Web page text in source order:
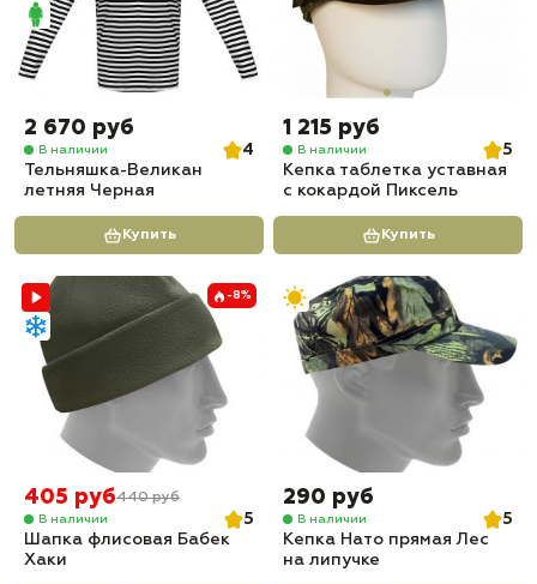
2 670 руб
В наличии
4
Тельняшка-Великан
летняя Черная
Купить
1 215 руб
В наличии
5
Кепка таблетка уставная
с кокардой Пиксель
Купить
-8%
405 руб440 руб
В наличии
5
Шапка флисовая Бабек
Хаки
290 руб
В наличии
5
Кепка Нато прямая Лес
на липучке